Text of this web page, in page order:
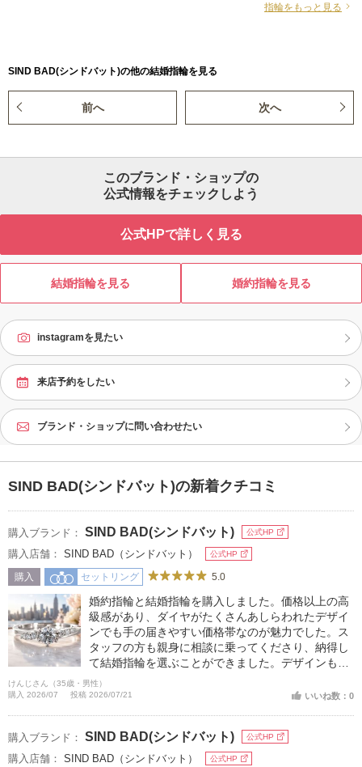
指輪をもっと見る
SIND BAD(シンドバット)の他の結婚指輪を見る
前へ 次へ
このブランド・ショップの
公式情報をチェックしよう
公式HPで詳しく見る
結婚指輪を見る 婚約指輪を見る
instagramを見たい
来店予約をしたい
ブランド・ショップに問い合わせたい
SIND BAD(シンドバット)の新着クチコミ
購入ブランド： SIND BAD(シンドバット) 公式HP
購入店舗： SIND BAD（シンドバット） 公式HP
購入 セットリング 5.0
婚約指輪と結婚指輪を購入しました。価格以上の高
級感があり、ダイヤがたくさんあしらわれたデザイ
ンでも手の届きやすい価格帯なのが魅力でした。ス
タッフの方も親身に相談に乗ってくださり、納得し
て結婚指輪を選ぶことができました。デザインも品
質も大満足です。
けんじさん（35歳・男性）
購入 2026/07
投稿 2026/07/21 いいね数：0
購入ブランド： SIND BAD(シンドバット) 公式HP
購入店舗： SIND BAD（シンドバット） 公式HP